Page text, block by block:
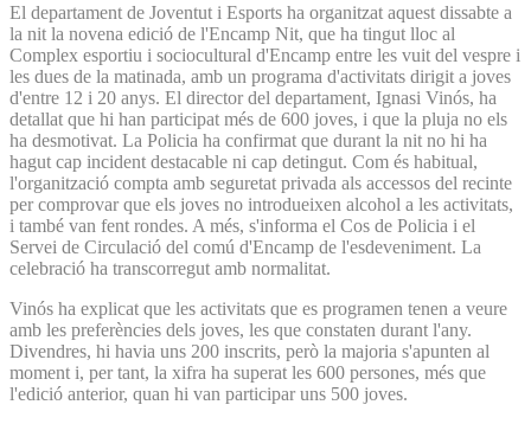
El departament de Joventut i Esports ha organitzat aquest dissabte a
la nit la novena edició de l'Encamp Nit, que ha tingut lloc al
Complex esportiu i sociocultural d'Encamp entre les vuit del vespre i
les dues de la matinada, amb un programa d'activitats dirigit a joves
d'entre 12 i 20 anys. El director del departament, Ignasi Vinós, ha
detallat que hi han participat més de 600 joves, i que la pluja no els
ha desmotivat. La Policia ha confirmat que durant la nit no hi ha
hagut cap incident destacable ni cap detingut. Com és habitual,
l'organització compta amb seguretat privada als accessos del recinte
per comprovar que els joves no introdueixen alcohol a les activitats,
i també van fent rondes. A més, s'informa el Cos de Policia i el
Servei de Circulació del comú d'Encamp de l'esdeveniment. La
celebració ha transcorregut amb normalitat.
Vinós ha explicat que les activitats que es programen tenen a veure
amb les preferències dels joves, les que constaten durant l'any.
Divendres, hi havia uns 200 inscrits, però la majoria s'apunten al
moment i, per tant, la xifra ha superat les 600 persones, més que
l'edició anterior, quan hi van participar uns 500 joves.